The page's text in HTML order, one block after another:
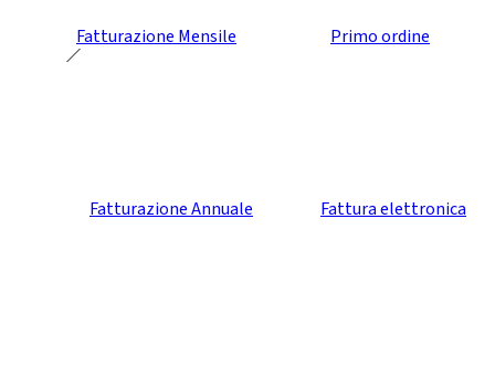
Fatturazione Mensile Primo ordine
Fatturazione Annuale Fattura elettronica